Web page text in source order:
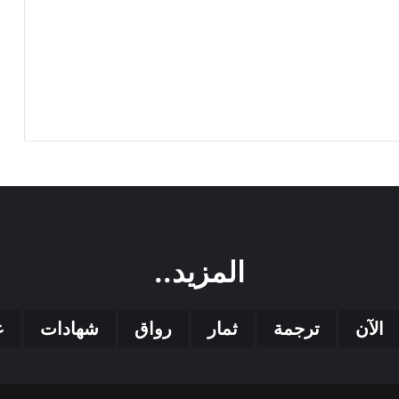
المزيد..
الآن ترجمة ثمار رواق شهادات